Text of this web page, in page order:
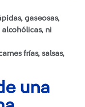
gaseosas,
ni
frías, salsas,
una